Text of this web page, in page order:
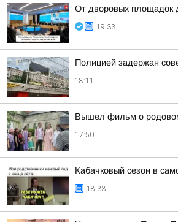
От дворовых площадок
19:33
Полицией задержан
18:11
Вышел фильм о
17:50
Кабачковый сезон в
18:33